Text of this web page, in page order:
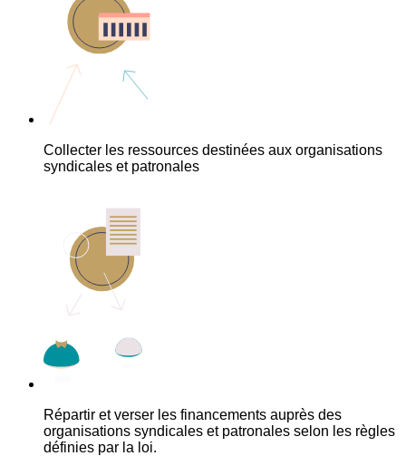
Collecter les ressources destinées aux organisations
syndicales et patronales
Répartir et verser les financements auprès des
organisations syndicales et patronales selon les règles
définies par la loi.